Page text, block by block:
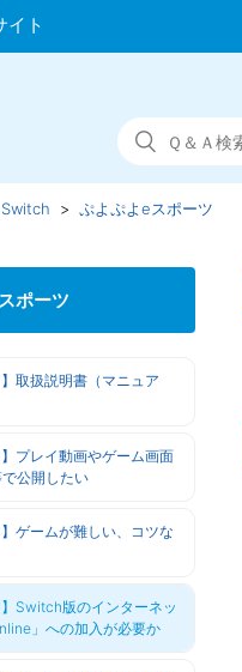
ぷよぷよeスポーツ
ポーツ
取扱説明書（マニュア
プレイ動画やゲーム画面
公開したい
ゲームが難しい、コツな
Switch版のインターネッ
」への加入が必要か